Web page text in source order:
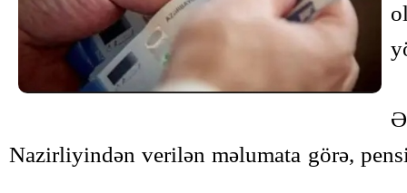
Nazirliyindən verilən məlumata görə,